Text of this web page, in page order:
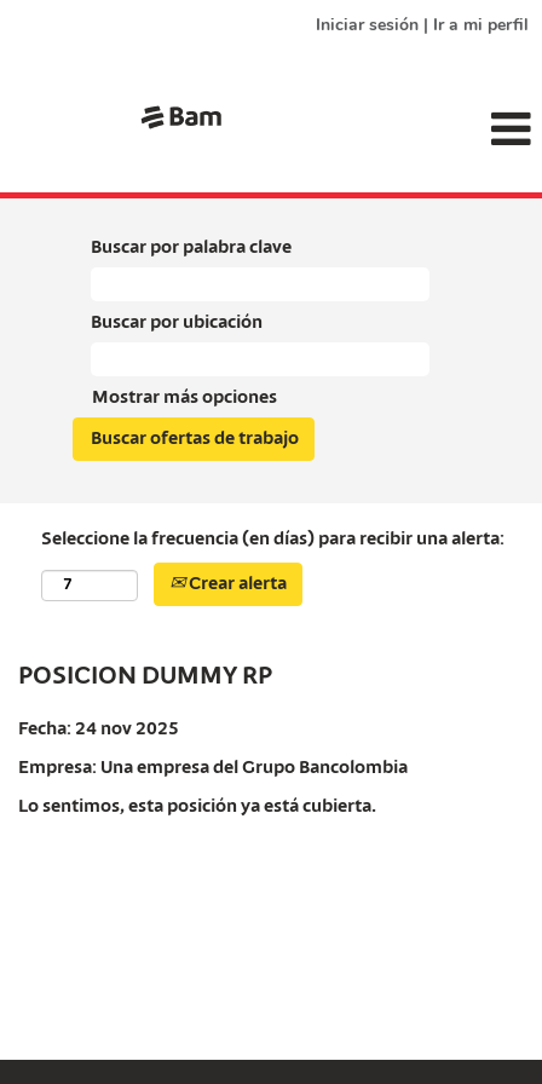
Iniciar sesión | Ir a mi perfil
Buscar por palabra clave
Buscar por ubicación
Mostrar más opciones
Seleccione la frecuencia (en días) para recibir una alerta:
Crear alerta
POSICION DUMMY RP
Fecha: 24 nov 2025
Empresa: Una empresa del Grupo Bancolombia
Lo sentimos, esta posición ya está cubierta.